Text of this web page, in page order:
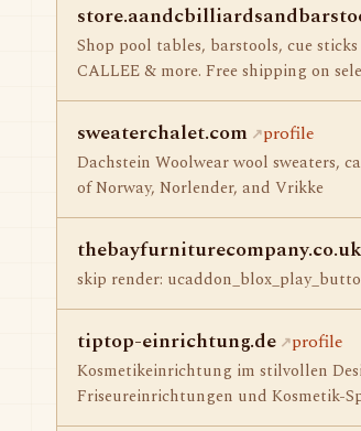
Shop pool tables, barstools, cue
CALLEE & more. Free shipping on
sweaterchalet.com profile
Dachstein Woolwear wool sweaters,
of Norway, Norlender, and Vrikke
thebayfurniturecompany.co.uk
skip render:
tiptop-einrichtung.de profile
Kosmetikeinrichtung im stilvollen
Friseureinrichtungen und Kosmetik-